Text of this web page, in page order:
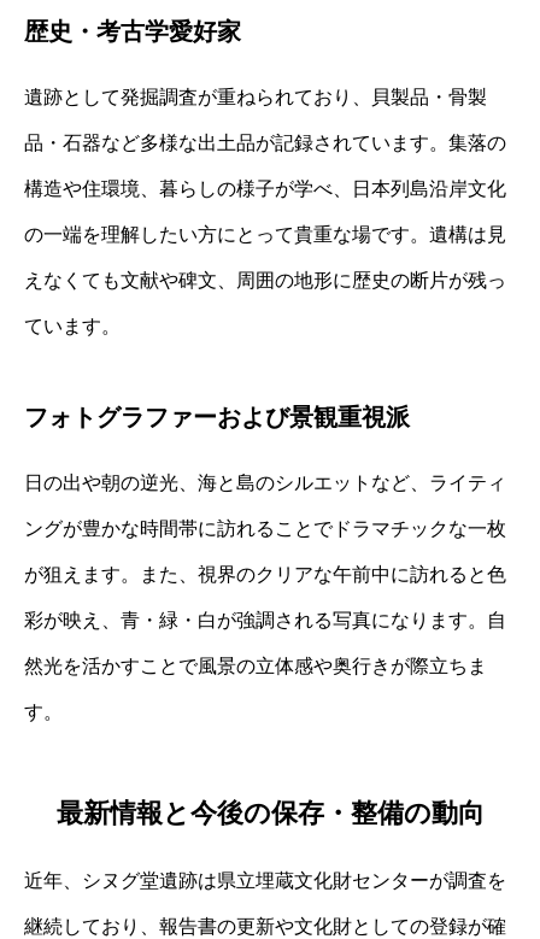
歴史・考古学愛好家
遺跡として発掘調査が重ねられており、貝製品・骨製
品・石器など多様な出土品が記録されています。集落の
構造や住環境、暮らしの様子が学べ、日本列島沿岸文化
の一端を理解したい方にとって貴重な場です。遺構は見
えなくても文献や碑文、周囲の地形に歴史の断片が残っ
ています。
フォトグラファーおよび景観重視派
日の出や朝の逆光、海と島のシルエットなど、ライティ
ングが豊かな時間帯に訪れることでドラマチックな一枚
が狙えます。また、視界のクリアな午前中に訪れると色
彩が映え、青・緑・白が強調される写真になります。自
然光を活かすことで風景の立体感や奥行きが際立ちま
す。
最新情報と今後の保存・整備の動向
近年、シヌグ堂遺跡は県立埋蔵文化財センターが調査を
継続しており、報告書の更新や文化財としての登録が確